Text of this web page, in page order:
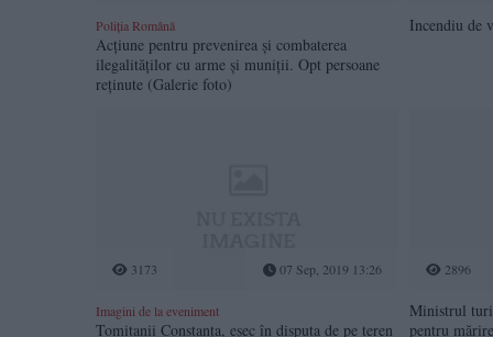
Poliția Română
Acțiune pentru prevenirea și combaterea
ilegalităților cu arme și muniții. Opt persoane
reținute (Galerie foto)
Incendiu de
3173 07 Sep, 2019 13:26
Imagini de la eveniment
Tomitanii Constanța, eșec în disputa de pe teren
2896
Ministrul
pentru